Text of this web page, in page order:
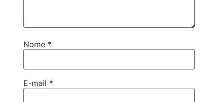
Nome *
E-mail *